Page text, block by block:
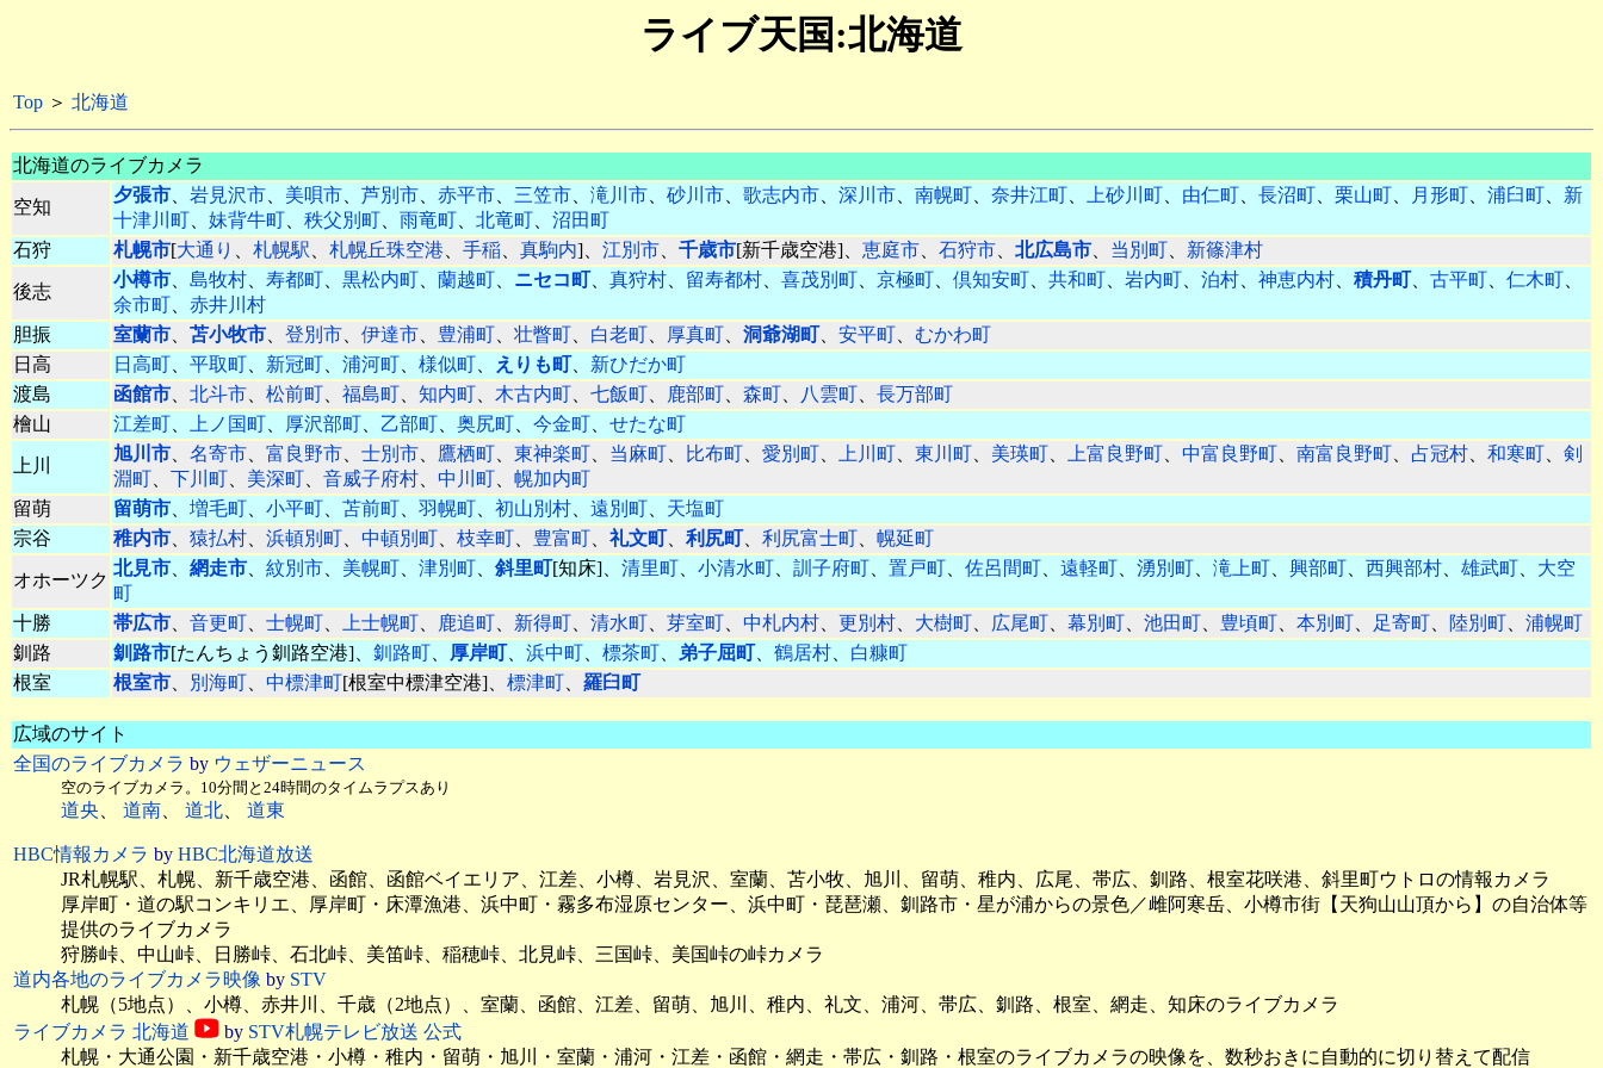
ライブ天国:北海道
Top ＞ 北海道
北海道のライブカメラ
空知
夕張市、 岩見沢市、 美唄市、 芦別市、 赤平市、 三笠市、 滝川市、 砂川市、 歌志内市、 深川市、 南幌町、 奈井江町、 上砂川町、 由仁町、 長沼町、 栗山町、 月形町、 浦臼町、 新
十津川町、 妹背牛町、 秩父別町、 雨竜町、 北竜町、 沼田町
石狩
札幌市[大通り 、 札幌駅、 札幌丘珠空港、 手稲、 真駒内]、 江別市、 千歳市[新千歳空港]、 恵庭市、 石狩市、 北広島市、 当別町、 新篠津村
後志
小樽市、 島牧村、 寿都町、 黒松内町、 蘭越町、 ニセコ町、 真狩村、 留寿都村、 喜茂別町、 京極町、 倶知安町、 共和町、 岩内町、 泊村、 神恵内村、 積丹町、 古平町、 仁木町、
余市町、 赤井川村
胆振
室蘭市、 苫小牧市、 登別市、 伊達市、 豊浦町、 壮瞥町、 白老町、 厚真町、 洞爺湖町、 安平町、 むかわ町
日高
日高町、 平取町、 新冠町、 浦河町、 様似町、 えりも町、 新ひだか町
渡島
函館市、 北斗市、 松前町、 福島町、 知内町、 木古内町、 七飯町、 鹿部町、 森町、 八雲町、 長万部町
檜山
江差町、 上ノ国町、 厚沢部町、 乙部町、 奥尻町、 今金町、 せたな町
上川
旭川市、 名寄市、 富良野市、 士別市、 鷹栖町、 東神楽町、 当麻町、 比布町、 愛別町、 上川町、 東川町、 美瑛町、 上富良野町、 中富良野町、 南富良野町、 占冠村、 和寒町、 剣
淵町、 下川町、 美深町、 音威子府村、 中川町、 幌加内町
留萌
留萌市、 増毛町、 小平町、 苫前町、 羽幌町、 初山別村、 遠別町、 天塩町
宗谷
稚内市、 猿払村、 浜頓別町、 中頓別町、 枝幸町、 豊富町、 礼文町、 利尻町、 利尻富士町、 幌延町
オホーツク
北見市、 網走市、 紋別市、 美幌町、 津別町、 斜里町[知床]、 清里町、 小清水町、 訓子府町、 置戸町、 佐呂間町、 遠軽町、 湧別町、 滝上町、 興部町、 西興部村、 雄武町、 大空
町
十勝
帯広市、 音更町、 士幌町、 上士幌町、 鹿追町、 新得町、 清水町、 芽室町、 中札内村、 更別村、 大樹町、 広尾町、 幕別町、 池田町、 豊頃町、 本別町、 足寄町、 陸別町、 浦幌町
釧路
釧路市[たんちょう釧路空港]、 釧路町、 厚岸町、 浜中町、 標茶町、 弟子屈町、 鶴居村、 白糠町
根室
根室市、 別海町、 中標津町[根室中標津空港]、 標津町、 羅臼町
広域のサイト
全国のライブカメラ by ウェザーニュース
空のライブカメラ。10分間と24時間のタイムラプスあり
道央、 道南、 道北、 道東
HBC情報カメラ by HBC北海道放送
JR札幌駅、札幌、新千歳空港、函館、函館ベイエリア、江差、小樽、岩見沢、室蘭、苫小牧、旭川、留萌、稚内、広尾、帯広、釧路、根室花咲港、斜里町ウトロの情報カメラ
厚岸町・道の駅コンキリエ、厚岸町・床潭漁港、浜中町・霧多布湿原センター、浜中町・琵琶瀬、釧路市・星が浦からの景色／雌阿寒岳、小樽市街【天狗山山頂から】の自治体等
提供のライブカメラ
狩勝峠、中山峠、日勝峠、石北峠、美笛峠、稲穂峠、北見峠、三国峠、美国峠の峠カメラ
道内各地のライブカメラ映像 by STV
札幌（5地点）、小樽、赤井川、千歳（2地点）、室蘭、函館、江差、留萌、旭川、稚内、礼文、浦河、帯広、釧路、根室、網走、知床のライブカメラ
ライブカメラ 北海道
by STV札幌テレビ放送 公式
札幌・大通公園・新千歳空港・小樽・稚内・留萌・旭川・室蘭・浦河・江差・函館・網走・帯広・釧路・根室のライブカメラの映像を、数秒おきに自動的に切り替えて配信